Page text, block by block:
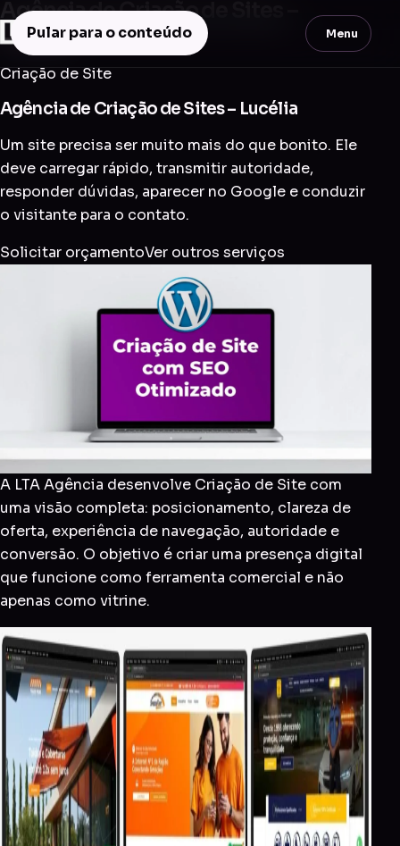
Pular para o conteúdo Menu
Agência de Criação de Sites –
Lucélia
Criação de Site
Agência de Criação de Sites – Lucélia
Um site precisa ser muito mais do que bonito. Ele
deve carregar rápido, transmitir autoridade,
responder dúvidas, aparecer no Google e conduzir
o visitante para o contato.
Solicitar orçamentoVer outros serviços
A LTA Agência desenvolve Criação de Site com
uma visão completa: posicionamento, clareza de
oferta, experiência de navegação, autoridade e
conversão. O objetivo é criar uma presença digital
que funcione como ferramenta comercial e não
apenas como vitrine.